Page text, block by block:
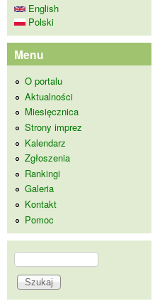
English
Polski
Menu
O portalu
Aktualności
Miesięcznica
Strony imprez
Kalendarz
Zgłoszenia
Rankingi
Galeria
Kontakt
Pomoc
Formularz wyszukiwania
Szukaj